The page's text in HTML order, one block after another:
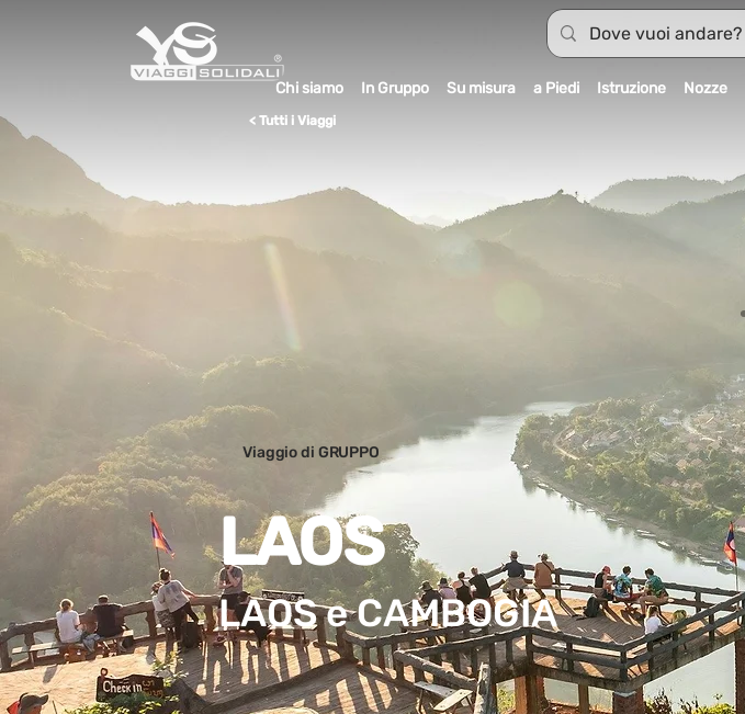
Chi siamo In Gruppo Su misura a Piedi Istruzione Nozze
< Tutti i Viaggi
Viaggio di GRUPPO
LAOS
LAOS e CAMBOGIA